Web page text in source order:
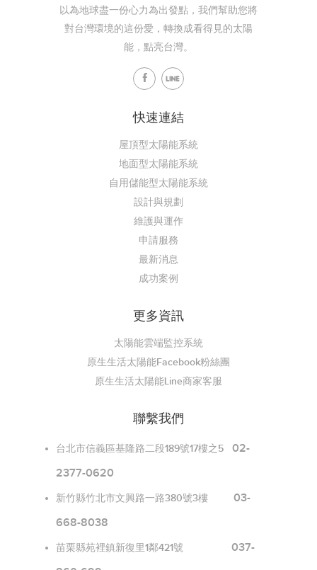
以為地球盡一份心力為出發點，我們幫助您將
對台灣環境的這份愛，轉換成看得見的太陽
能，點亮台灣。
快速連結
屋頂型太陽能系統
地面型太陽能系統
自用儲能型太陽能系統
設計與規劃
維護與運作
申請服務
最新消息
成功案例
更多資訊
太陽能雲端監控系統
原生生活太陽能Facebook粉絲團
原生生活太陽能Line商家客服
聯繫我們
台北市信義區基隆路二段189號17樓之5
02-
2377-0620
新竹縣竹北市文興路一路380號3樓
03-
668-8038
苗栗縣苑裡鎮新復里1鄰421號
037-